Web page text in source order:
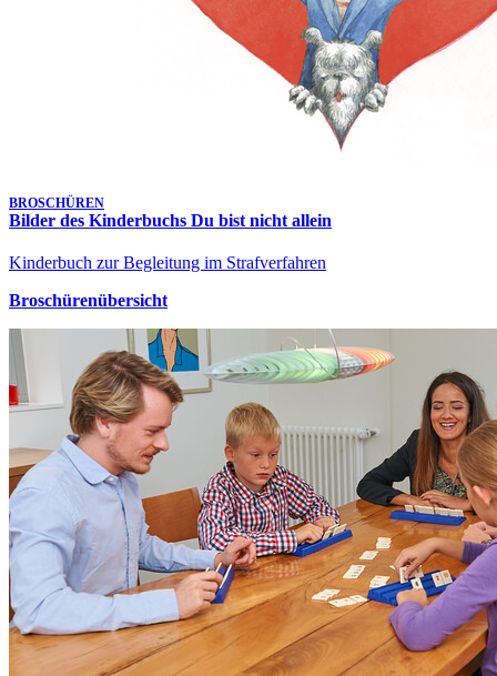
BROSCHÜREN
Bilder des Kinderbuchs Du bist nicht allein
Kinderbuch zur Begleitung im Strafverfahren
Broschürenübersicht